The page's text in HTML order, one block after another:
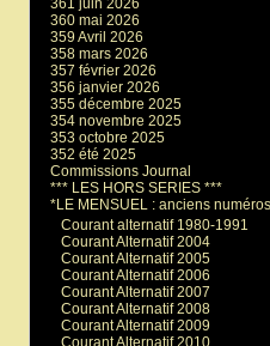
361 juin 2026
360 mai 2026
359 Avril 2026
358 mars 2026
357 février 2026
356 janvier 2026
355 décembre 2025
354 novembre 2025
353 octobre 2025
352 été 2025
Commissions Journal
*** LES HORS SERIES ***
*LE MENSUEL : anciens
Courant alternatif 1980-1991
Courant Alternatif 2004
Courant Alternatif 2005
Courant Alternatif 2006
Courant Alternatif 2007
Courant Alternatif 2008
Courant Alternatif 2009
Courant Alternatif 2010